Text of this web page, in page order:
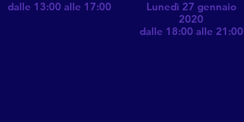
dalle 13:00 alle 17:00
Lunedì 27 gennaio
2020
dalle 18:00 alle 21:00